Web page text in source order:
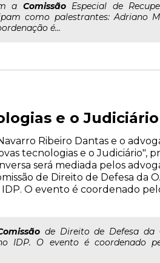
a ComissãoEspecial de
como palestrantes: Adriano
é...
e o Judiciário
Ribeiro Dantas e o
tecnologias e o Judiciário",
será mediada pelos
de Direito de Defesa da
O evento é coordenado
de Direito de Defesa da
IDP. O evento é coordenado